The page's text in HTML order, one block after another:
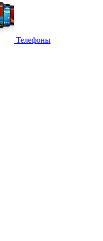
Телефоны